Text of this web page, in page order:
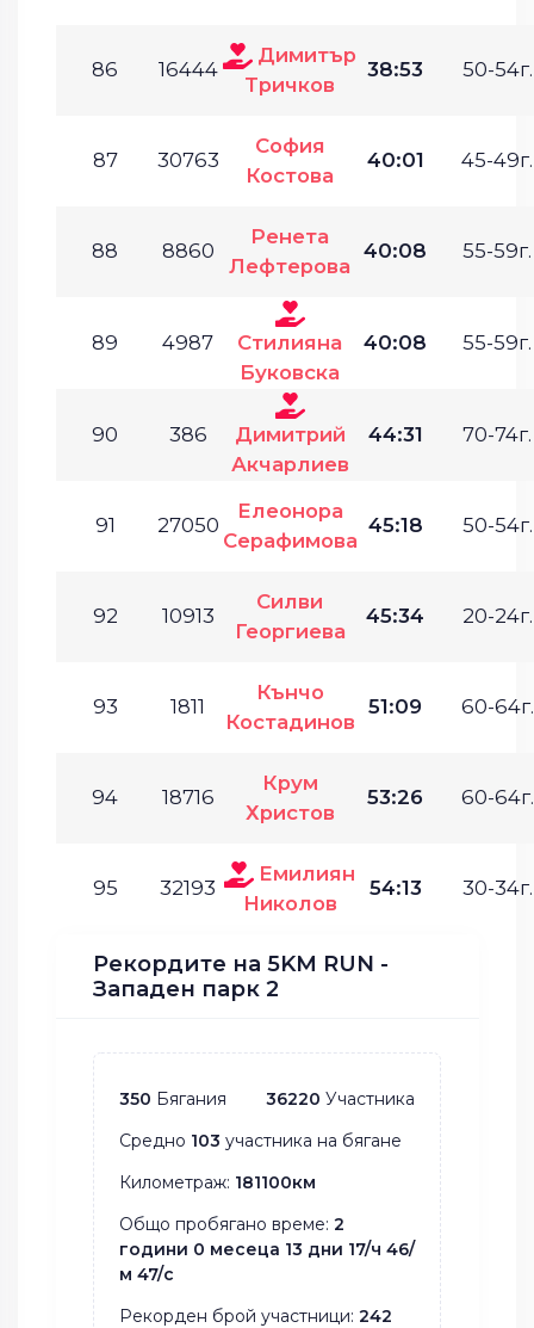
86 16444
Димитър
Тричков
38:53 50-54г.
87 30763
София
Костова
40:01 45-49г.
88 8860
Ренета
Лефтерова
40:08 55-59г.
89 4987
Стилияна
Буковска
40:08 55-59г.
90 386
Димитрий
Акчарлиев
44:31 70-74г.
91 27050
Елеонора
Серафимова
45:18 50-54г.
92 10913
Силви
Георгиева
45:34 20-24г.
93 1811
Кънчо
Костадинов
51:09 60-64г.
94 18716
Крум
Христов
53:26 60-64г.
95 32193
Емилиян
Николов
54:13 30-34г.
Рекордите на 5KM RUN -
Западен парк 2
350 Бягания 36220 Участника
Средно 103 участника на бягане
Километраж: 181100км
Общо пробягано време: 2
години 0 месеца 13 дни 17/ч 46/
м 47/с
Рекорден брой участници: 242